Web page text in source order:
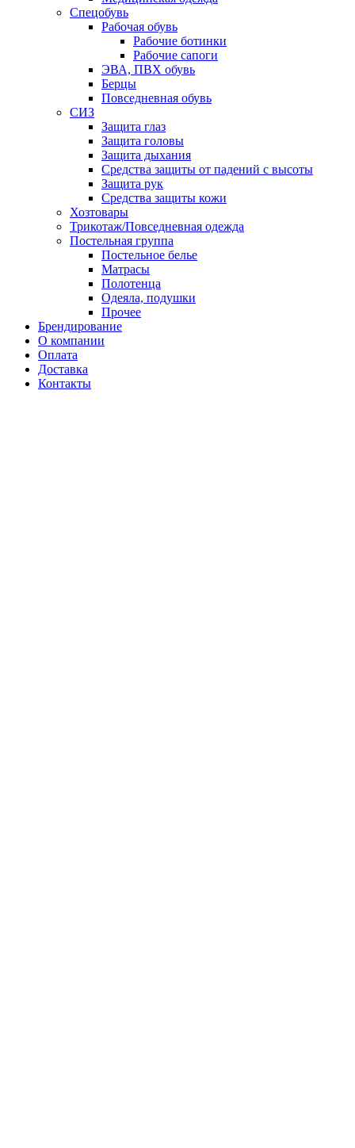
Спецобувь
Рабочая обувь
Рабочие ботинки
Рабочие сапоги
ЭВА, ПВХ обувь
Берцы
Повседневная обувь
СИЗ
Защита глаз
Защита головы
Защита дыхания
Средства защиты от падений с высоты
Защита рук
Средства защиты кожи
Хозтовары
Трикотаж/Повседневная одежда
Постельная группа
Постельное белье
Матрасы
Полотенца
Одеяла, подушки
Прочее
Брендирование
О компании
Оплата
Доставка
Контакты